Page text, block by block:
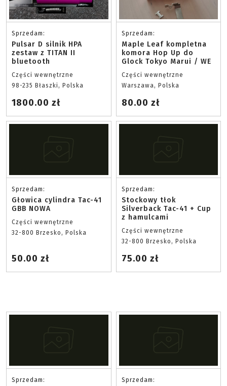
Sprzedam:
Pulsar D silnik HPA
zestaw z TITAN II
bluetooth
Części wewnętrzne
98-235 Błaszki, Polska
1800.00 zł
Sprzedam:
Maple Leaf kompletna
komora Hop Up do
Glock Tokyo Marui / WE
Części wewnętrzne
Warszawa, Polska
80.00 zł
Sprzedam:
Głowica cylindra Tac-41
GBB NOWA
Części wewnętrzne
32-800 Brzesko, Polska
50.00 zł
Sprzedam:
Stockowy tłok
Silverback Tac-41 + Cup
z hamulcami
Części wewnętrzne
32-800 Brzesko, Polska
75.00 zł
Sprzedam: Sprzedam: